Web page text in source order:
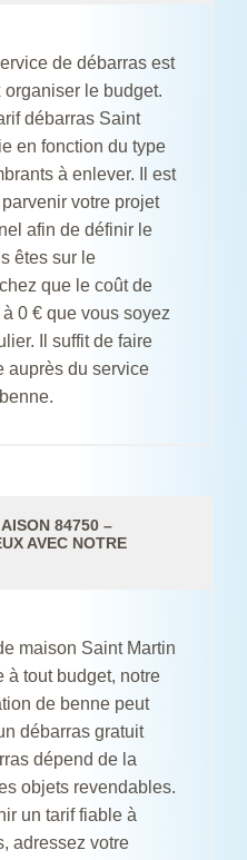
de débarras est
le budget.
débarras Saint
en fonction du type
à enlever. Il est
votre projet
afin de définir le
êtes sur le
que le coût de
0 € que vous soyez
Il suffit de faire
auprès du service
84750 –
AVEC NOTRE
maison Saint Martin
à tout budget, notre
de benne peut
débarras gratuit
dépend de la
objets revendables.
un tarif fiable à
adressez votre